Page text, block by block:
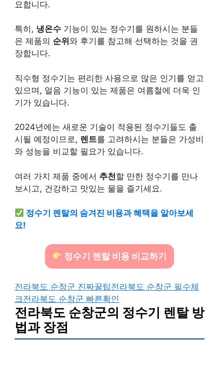
요합니다.
특히, 냉온수 기능이 있는 정수기를 원하시는 분들
은 제품의 순위 와 후기를 참고해 선택하는 것을 권
장합니다.
직수형 정수기는 편리한 사용으로 많은 인기를 얻고
있으며, 얼음 기능이 있는 제품은 여름철에 더욱 인
기가 있습니다.
2024년에는 새로운 기술이 적용된 정수기들도 출
시될 예정이므로, 렌트를 고려하시는 분들은 가성비
와 성능을 비교할 필요가 있습니다.
여러 가지 제품 중에서 추천할 만한 정수기를 만나
보시고, 건강하고 맛있는 물을 즐기세요.
정수기 렌탈의 숨겨진 비용과 혜택을 알아보세
요!
정수기 렌탈 비용 비교하기
전라북도 순창군 진짜꿀팁전라북도 순창군 필수체
크전라북도 순창군 빠른확인
전라북도 순창군의 정수기 렌탈 방
법과 장점